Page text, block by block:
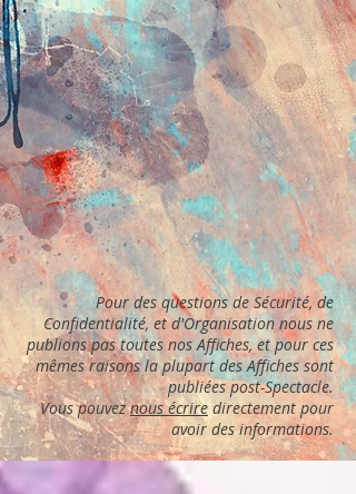
Pour des questions de Sécurité, de
Confidentialité, et d'Organisation nous ne
publions pas toutes nos Affiches, et pour ces
mêmes raisons la plupart des Affiches sont
publiées post-Spectacle.
Vous pouveznous écriredirectement pour
avoir des informations.